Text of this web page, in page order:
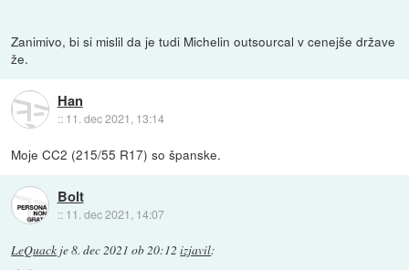
Zanimivo, bi si mislil da je tudi Michelin outsourcal v cenejše države
že.
Han
:: 11. dec 2021, 13:14
Moje CC2 (215/55 R17) so španske.
Bolt
:: 11. dec 2021, 14:07
LeQuack je8. dec 2021 ob 20:12 izjavil: